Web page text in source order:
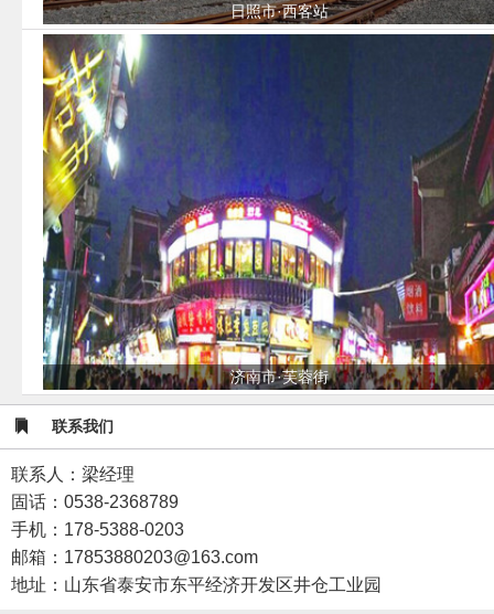
日照市·西客站
济南市·芙蓉街
联系我们
联系人：梁经理
固话：0538-2368789
手机：178-5388-0203
邮箱：17853880203@163.com
地址：山东省泰安市东平经济开发区井仓工业园